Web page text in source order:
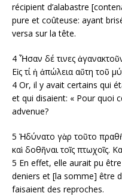
récipient d’alabastre
pure et coûteuse: ayant
versa sur la tête.
4 Ἦσαν δέ τινες
Εἰς τί ἡ ἀπώλεια αὕτη τοῦ
4 Or, il y avait certains qui
et qui disaient: « Pour quoi
advenue?
5 Ἠδύνατο γὰρ τοῦτο
καὶ δοθῆναι τοῖς πτωχοῖς.
5 En effet, elle aurait pu
deniers et [la somme] être
faisaient des reproches.